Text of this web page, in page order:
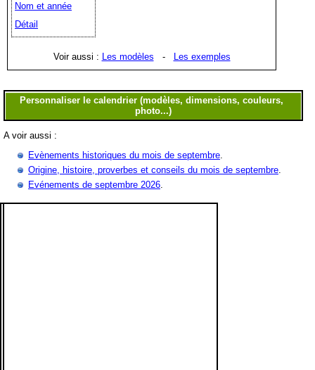
Nom et année
Détail
Voir aussi : Les modèles - Les exemples
A voir aussi :
Evènements historiques du mois de septembre.
Origine, histoire, proverbes et conseils du mois de septembre.
Evénements de septembre 2026.